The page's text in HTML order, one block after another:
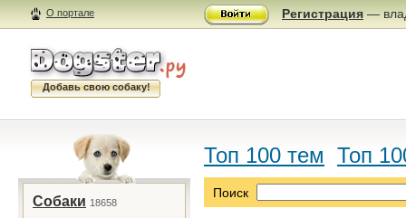
О портале Регистрация —
Добавь свою собаку!
Собаки 18658
Топ 100 тем Топ
Поиск